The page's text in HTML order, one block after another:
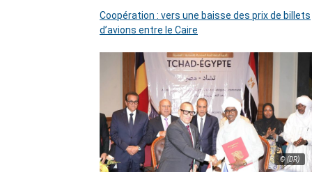
Coopération : vers une baisse des prix de billets
d’avions entre le Caire
© (DR)